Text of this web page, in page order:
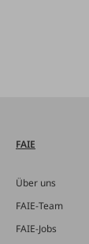
FAIE
Über uns
FAIE-Team
FAIE-Jobs